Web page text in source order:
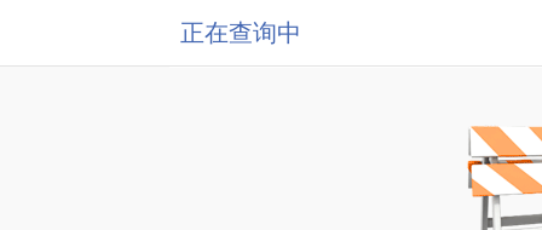
正在查询中